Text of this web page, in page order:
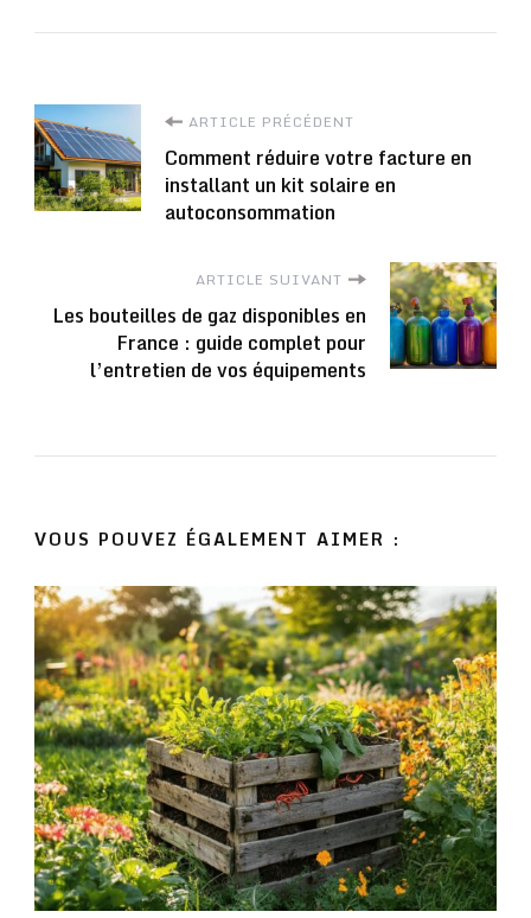
Navigation
d'article
ARTICLE PRÉCÉDENT
Comment réduire votre facture en
installant un kit solaire en
autoconsommation
ARTICLE SUIVANT
Les bouteilles de gaz disponibles en
France : guide complet pour
l’entretien de vos équipements
VOUS POUVEZ ÉGALEMENT AIMER :